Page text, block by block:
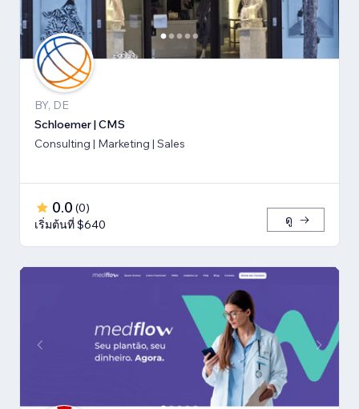
BY, DE
Schloemer | CMS
Consulting | Marketing | Sales
0.0 (0)
เริ่มต้นที่ $640
ดู